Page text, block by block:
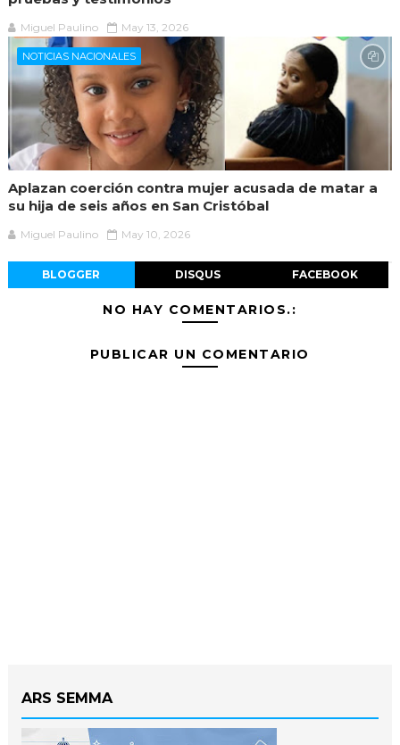
Miguel Paulino May 13, 2026
NOTICIAS NACIONALES
Aplazan coerción contra mujer acusada de matar a
su hija de seis años en San Cristóbal
Miguel Paulino May 10, 2026
BLOGGER DISQUS FACEBOOK
NO HAY COMENTARIOS.:
PUBLICAR UN COMENTARIO
ARS SEMMA